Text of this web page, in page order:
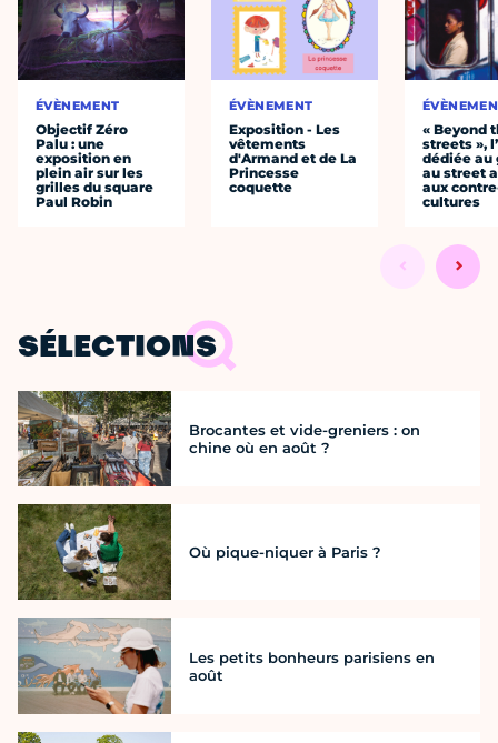
ÉVÈNEMENT
Objectif Zéro
Palu : une
exposition en
plein air sur les
grilles du square
Paul Robin
ÉVÈNEMENT
Exposition - Les
vêtements
d'Armand et de La
Princesse
coquette
« Beyond
streets »,
dédiée au
au street
aux
cultures
SÉLECTIONS
Brocantes et vide-greniers : on
chine où en août ?
Où pique-niquer à Paris ?
Les petits bonheurs parisiens en
août